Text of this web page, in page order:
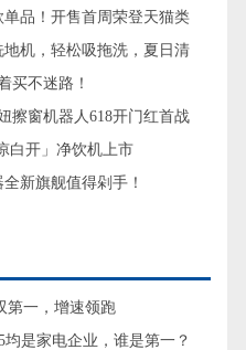
品！开售首周荣登天猫类
机，轻松吸拖洗，夏日清
买不迷路！
擦窗机器人618开门红首战
白开」净饮机上市
新旗舰值得剁手！
第一，增速领跑
均是家电企业，谁是第一？